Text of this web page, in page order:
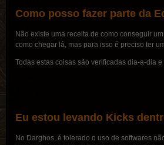
Como posso fazer parte da
Não existe uma receita de como conseguir
como chegar lá, mas para isso é preciso ter
Todas estas coisas são verificadas dia-a-dia
Eu estou levando Kicks
No Darghos, é tolerado o uso de softwares